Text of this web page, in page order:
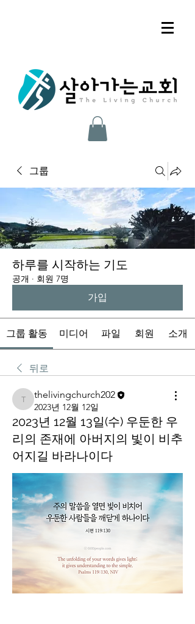
그룹
하루를 시작하는 기도
공개 · 회원 7명
가입
그룹 활동 미디어 파일 회원 소개
뒤로
thelivingchurch202
thelivingchurch202
2023년 12월 12일
2023년 12월 13일(수) 우둔한 우
리의 존재에 아버지의 빛이 비추
어지길 바라나이다